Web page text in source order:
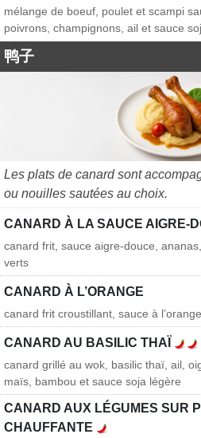
mélange de boeuf, poulet et scampi
poivrons, champignons, ail et sauce
鸭子
Les plats de canard sont
ou nouilles sautées au choix.
CANARD À LA SAUCE AIGRE-
canard frit, sauce aigre-douce,
verts
CANARD À L’ORANGE
canard frit croustillant, sauce à
CANARD AU BASILIC THAÏ
canard grillé au wok, basilic thaï, ail,
maïs, bambou et sauce soja légère
CANARD AUX LÉGUMES SUR
CHAUFFANTE